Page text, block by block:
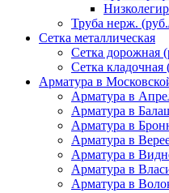
Труба нерж.
Сетка металлическая
Сетка дорожная
Сетка кладочная
Арматура в
Арматура в
Арматура в
Арматура в
Арматура в
Арматура в
Арматура в
Арматура в